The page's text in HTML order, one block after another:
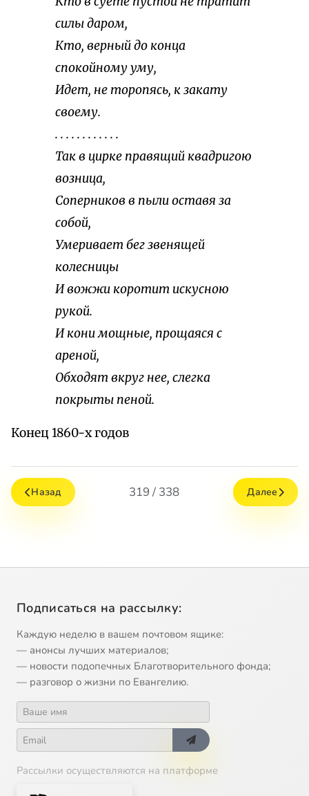
силы даром,
Кто, верный до конца
спокойному уму,
Идет, не торопясь, к закату
своему.
. . . . . . . . . . . .
Так в цирке правящий квадригою
возница,
Соперников в пыли оставя за
собой,
Умеривает бег звенящей
колесницы
И вожжи коротит искусною
рукой.
И кони мощные, прощаяся с
ареной,
Обходят вкруг нее, слегка
покрыты пеной.
Конец 1860-х годов
Назад 319 / 338 Далее
Подписаться на рассылку:
Каждую неделю в вашем почтовом ящике:
— анонсы лучших материалов;
— новости подопечных Благотворительного фонда;
— разговор о жизни по Евангелию.
Рассылки осуществляются на платформе